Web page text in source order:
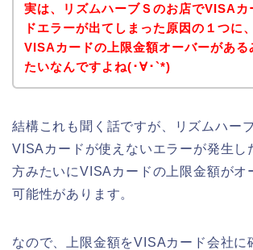
実は、リズムハーブＳのお店でVISAカ
ドエラーが出てしまった原因の１つに、
VISAカードの上限金額オーバーがある
たいなんですよね(･∀･`*)
結構これも聞く話ですが、リズムハー
VISAカードが使えないエラーが発生し
方みたいにVISAカードの上限金額がオ
可能性があります。
なので、上限金額をVISAカード会社に